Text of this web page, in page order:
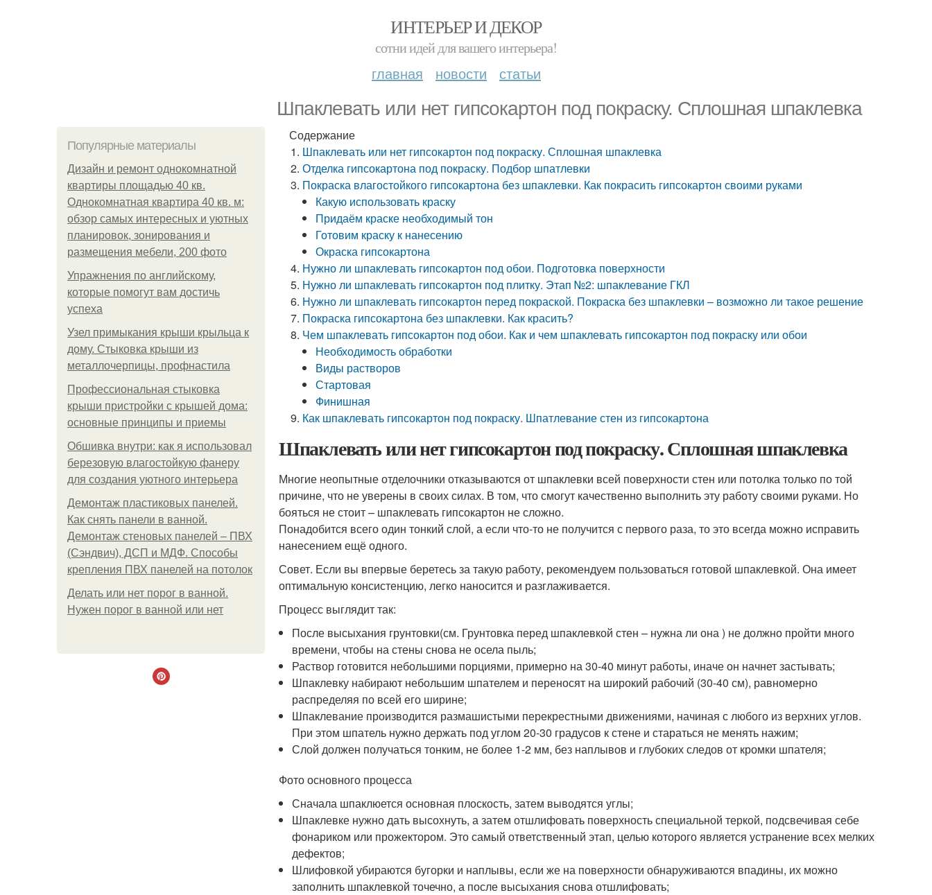
ИНТЕРЬЕР И ДЕКОР
сотни идей для вашего интерьера!
главная новости статьи
Шпаклевать или нет гипсокартон под покраску. Сплошная шпаклевка
Популярные материалы
Дизайн и ремонт однокомнатной
квартиры площадью 40 кв.
Однокомнатная квартира 40 кв. м:
обзор самых интересных и уютных
планировок, зонирования и
размещения мебели, 200 фото
Упражнения по английскому,
которые помогут вам достичь
успеха
Узел примыкания крыши крыльца к
дому. Стыковка крыши из
металлочерпицы, профнастила
Профессиональная стыковка
крыши пристройки с крышей дома:
основные принципы и приемы
Обшивка внутри: как я использовал
березовую влагостойкую фанеру
для создания уютного интерьера
Демонтаж пластиковых панелей.
Как снять панели в ванной.
Демонтаж стеновых панелей – ПВХ
(Сэндвич), ДСП и МДФ. Способы
крепления ПВХ панелей на потолок
Делать или нет порог в ванной.
Нужен порог в ванной или нет
Содержание
Шпаклевать или нет гипсокартон под покраску. Сплошная шпаклевка
Отделка гипсокартона под покраску. Подбор шпатлевки
Покраска влагостойкого гипсокартона без шпаклевки. Как покрасить гипсокартон своими руками
Какую использовать краску
Придаём краске необходимый тон
Готовим краску к нанесению
Окраска гипсокартона
Нужно ли шпаклевать гипсокартон под обои. Подготовка поверхности
Нужно ли шпаклевать гипсокартон под плитку. Этап №2: шпаклевание ГКЛ
Нужно ли шпаклевать гипсокартон перед покраской. Покраска без шпаклевки – возможно ли такое решение
Покраска гипсокартона без шпаклевки. Как красить?
Чем шпаклевать гипсокартон под обои. Как и чем шпаклевать гипсокартон под покраску или обои
Необходимость обработки
Виды растворов
Стартовая
Финишная
Как шпаклевать гипсокартон под покраску. Шпатлевание стен из гипсокартона
Шпаклевать или нет гипсокартон под покраску. Сплошная шпаклевка
Многие неопытные отделочники отказываются от шпаклевки всей поверхности стен или потолка только по той
причине, что не уверены в своих силах. В том, что смогут качественно выполнить эту работу своими руками. Но
бояться не стоит – шпаклевать гипсокартон не сложно.
Понадобится всего один тонкий слой, а если что-то не получится с первого раза, то это всегда можно исправить
нанесением ещё одного.
Совет. Если вы впервые беретесь за такую работу, рекомендуем пользоваться готовой шпаклевкой. Она имеет
оптимальную консистенцию, легко наносится и разглаживается.
Процесс выглядит так:
После высыхания грунтовки(см. Грунтовка перед шпаклевкой стен – нужна ли она ) не должно пройти много
времени, чтобы на стены снова не осела пыль;
Раствор готовится небольшими порциями, примерно на 30-40 минут работы, иначе он начнет застывать;
Шпаклевку набирают небольшим шпателем и переносят на широкий рабочий (30-40 см), равномерно
распределяя по всей его ширине;
Шпаклевание производится размашистыми перекрестными движениями, начиная с любого из верхних углов.
При этом шпатель нужно держать под углом 20-30 градусов к стене и стараться не менять нажим;
Слой должен получаться тонким, не более 1-2 мм, без наплывов и глубоких следов от кромки шпателя;
Фото основного процесса
Сначала шпаклюется основная плоскость, затем выводятся углы;
Шпаклевке нужно дать высохнуть, а затем отшлифовать поверхность специальной теркой, подсвечивая себе
фонариком или прожектором. Это самый ответственный этап, целью которого является устранение всех мелких
дефектов;
Шлифовкой убираются бугорки и наплывы, если же на поверхности обнаруживаются впадины, их можно
заполнить шпаклевкой точечно, а после высыхания снова отшлифовать;